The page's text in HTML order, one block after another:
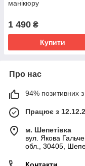
манікюру
1 490 ₴
Купити
Про нас
94% позитивних з
Працює з
м. Шепетівка
вул. Якова
обл., 30405,